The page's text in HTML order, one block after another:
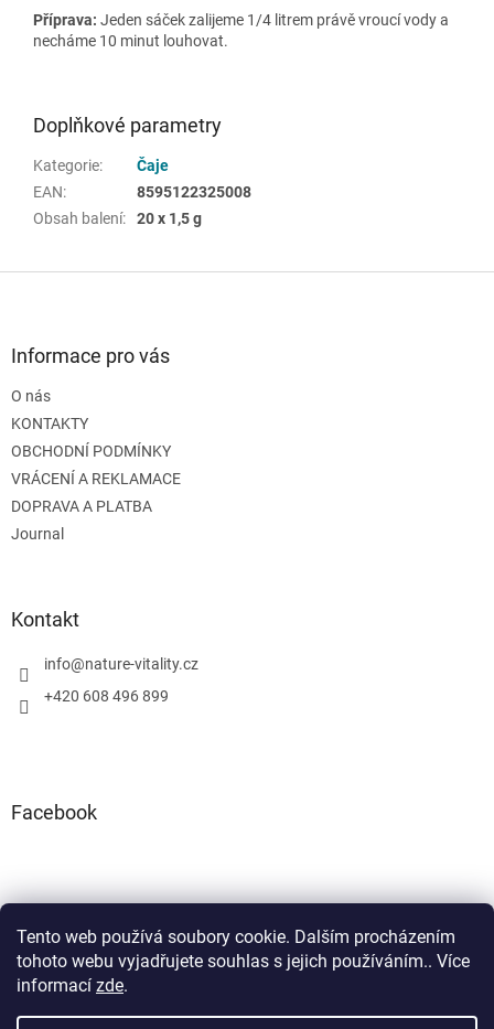
Tento web používá soubory cookie. Dalším procházením
tohoto webu vyjadřujete souhlas s jejich používáním.. Více
informací zde.
Příprava: Jeden sáček zalijeme 1/4 litrem právě vroucí vody a
necháme 10 minut louhovat.
Doplňkové parametry
Kategorie:
Čaje
EAN:
8595122325008
Obsah balení: 20 x 1,5 g
Informace pro vás
O nás
KONTAKTY
OBCHODNÍ PODMÍNKY
VRÁCENÍ A REKLAMACE
DOPRAVA A PLATBA
Journal
Kontakt
info@nature-vitality.cz
+420 608 496 899
Facebook
Instagram